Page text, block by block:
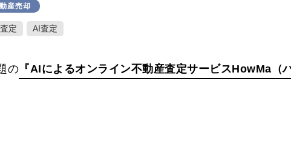
産売却
定 AI査定
の 『AIによるオンライン不動産査定サービスHowMa（